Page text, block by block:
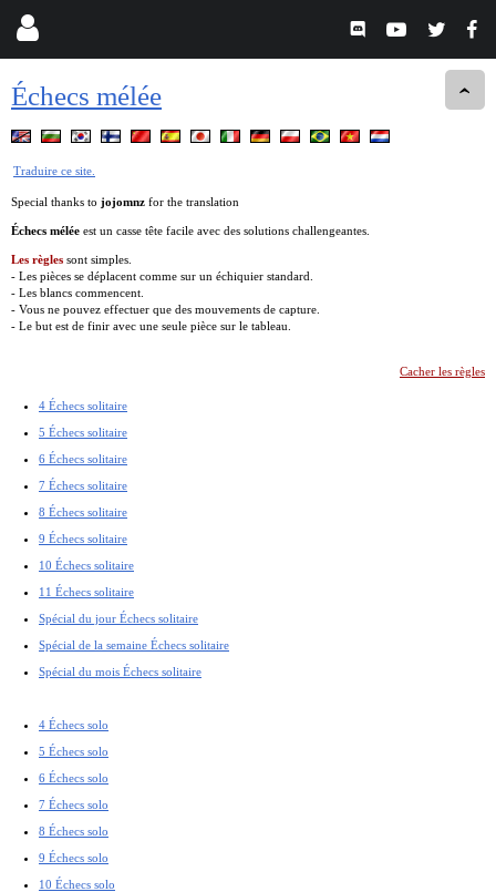
Échecs mélée
Traduire ce site.
Special thanks to jojomnz for the translation
Échecs mélée est un casse tête facile avec des solutions challengeantes.
Les règles sont simples.
- Les pièces se déplacent comme sur un échiquier standard.
- Les blancs commencent.
- Vous ne pouvez effectuer que des mouvements de capture.
- Le but est de finir avec une seule pièce sur le tableau.
Cacher les règles
4 Échecs solitaire
5 Échecs solitaire
6 Échecs solitaire
7 Échecs solitaire
8 Échecs solitaire
9 Échecs solitaire
10 Échecs solitaire
11 Échecs solitaire
Spécial du jour Échecs solitaire
Spécial de la semaine Échecs solitaire
Spécial du mois Échecs solitaire
4 Échecs solo
5 Échecs solo
6 Échecs solo
7 Échecs solo
8 Échecs solo
9 Échecs solo
10 Échecs solo